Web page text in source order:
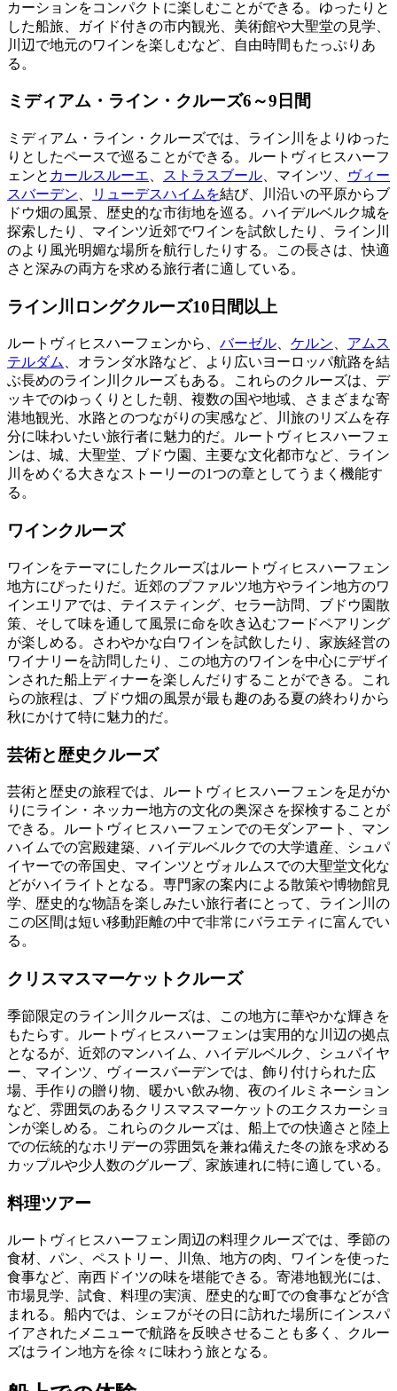
カーションをコンパクトに楽しむことができる。ゆったりと
した船旅、ガイド付きの市内観光、美術館や大聖堂の見学、
川辺で地元のワインを楽しむなど、自由時間もたっぷりあ
る。
ミディアム・ライン・クルーズ6～9日間
ミディアム・ライン・クルーズでは、ライン川をよりゆった
りとしたペースで巡ることができる。ルートヴィヒスハーフ
ェンと カールスルーエ ストラスブール 、マインツ、
ヴィー
スバーデン
リューデスハイムを結び、川沿いの平原からブ
ドウ畑の風景、歴史的な市街地を巡る。ハイデルベルク城を
探索したり、マインツ近郊でワインを試飲したり、ライン川
のより風光明媚な場所を航行したりする。この長さは、快適
さと深みの両方を求める旅行者に適している。
ライン川ロングクルーズ10日間以上
ルートヴィヒスハーフェンから、 バーゼル、 ケルン、 アムス
テルダム、オランダ水路など、より広いヨーロッパ航路を結
ぶ長めのライン川クルーズもある。これらのクルーズは、デ
ッキでのゆっくりとした朝、複数の国や地域、さまざまな寄
港地観光、水路とのつながりの実感など、川旅のリズムを存
分に味わいたい旅行者に魅力的だ。ルートヴィヒスハーフェ
ンは、城、大聖堂、ブドウ園、主要な文化都市など、ライン
川をめぐる大きなストーリーの1つの章としてうまく機能す
る。
ワインクルーズ
ワインをテーマにしたクルーズはルートヴィヒスハーフェン
地方にぴったりだ。近郊のプファルツ地方やライン地方のワ
インエリアでは、テイスティング、セラー訪問、ブドウ園散
策、そして味を通して風景に命を吹き込むフードペアリング
が楽しめる。さわやかな白ワインを試飲したり、家族経営の
ワイナリーを訪問したり、この地方のワインを中心にデザイ
ンされた船上ディナーを楽しんだりすることができる。これ
らの旅程は、ブドウ畑の風景が最も趣のある夏の終わりから
秋にかけて特に魅力的だ。
芸術と歴史クルーズ
芸術と歴史の旅程では、ルートヴィヒスハーフェンを足がか
りにライン・ネッカー地方の文化の奥深さを探検することが
できる。ルートヴィヒスハーフェンでのモダンアート、マン
ハイムでの宮殿建築、ハイデルベルクでの大学遺産、シュパ
イヤーでの帝国史、マインツとヴォルムスでの大聖堂文化な
どがハイライトとなる。専門家の案内による散策や博物館見
学、歴史的な物語を楽しみたい旅行者にとって、ライン川の
この区間は短い移動距離の中で非常にバラエティに富んでい
る。
クリスマスマーケットクルーズ
季節限定のライン川クルーズは、この地方に華やかな輝きを
もたらす。ルートヴィヒスハーフェンは実用的な川辺の拠点
となるが、近郊のマンハイム、ハイデルベルク、シュパイヤ
ー、マインツ、ヴィースバーデンでは、飾り付けられた広
場、手作りの贈り物、暖かい飲み物、夜のイルミネーション
など、雰囲気のあるクリスマスマーケットのエクスカーショ
ンが楽しめる。これらのクルーズは、船上での快適さと陸上
での伝統的なホリデーの雰囲気を兼ね備えた冬の旅を求める
カップルや少人数のグループ、家族連れに特に適している。
料理ツアー
ルートヴィヒスハーフェン周辺の料理クルーズでは、季節の
食材、パン、ペストリー、川魚、地方の肉、ワインを使った
食事など、南西ドイツの味を堪能できる。寄港地観光には、
市場見学、試食、料理の実演、歴史的な町での食事などが含
まれる。船内では、シェフがその日に訪れた場所にインスパ
イアされたメニューで航路を反映させることも多く、クルー
ズはライン地方を徐々に味わう旅となる。